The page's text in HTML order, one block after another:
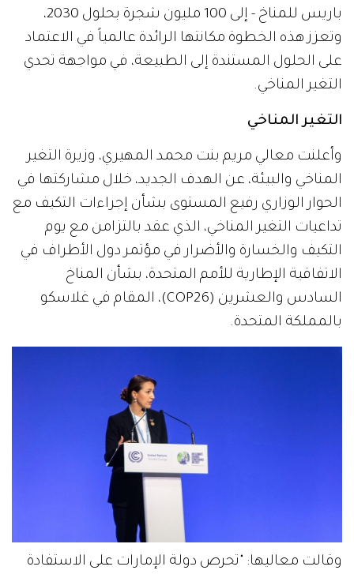
باريس للمناخ - إلى 100 مليون شجرة بحلول 2030،
وتعزز هذه الخطوة مكانتها الرائدة عالمياً في الاعتماد
على الحلول المستندة إلى الطبيعة، في مواجهة تحدي
التغير المناخي.
التغير المناخي
وأعلنت معالي مريم بنت محمد المهيري، وزيرة التغير
المناخي والبيئة، عن الهدف الجديد، خلال مشاركتها في
الحوار الوزاري رفيع المستوى بشأن إجراءات التكيف مع
تداعيات التغير المناخي، الذي عقد بالتزامن مع يوم
التكيف والخسارة والأضرار في مؤتمر دول الأطراف في
الاتفاقية الإطارية للأمم المتحدة، بشأن المناخ
السادس والعشرين (COP26)، المقام في غلاسكو
بالمملكة المتحدة.
وقالت معاليها: "تحرص دولة الإمارات على الاستفادة